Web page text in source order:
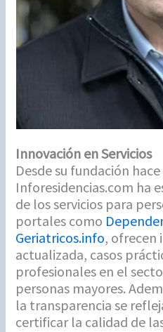
Innovación en Servicios
Desde su fundación
Inforesidencias.com ha
de los servicios para
portales como
Geriatricos.info, ofrecen
actualizada, casos
profesionales en el
personas mayores.
la transparencia se
certificar la calidad de